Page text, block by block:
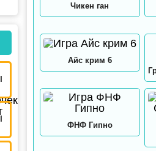
Чикен ган
Айс крим 6
ФНФ Гипно